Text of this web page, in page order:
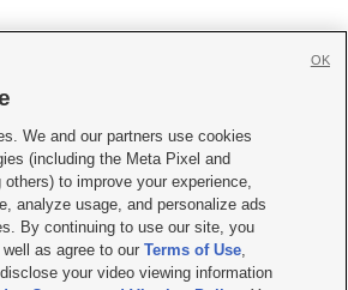
 
|Contact Us|Careers with KSL.com
| Video Consent Viewing Policy
|EEO Public File Report| KSL-TV FCC Public File
|KSL AM Radio FCC Public File |FCC Applications
We and our partners use cookies
(including the Meta Pixel and
to improve your experience,
analyze usage, and personalize ads
By continuing to use our site, you
as agree to ourTerms of Use,
your video viewing information
OK